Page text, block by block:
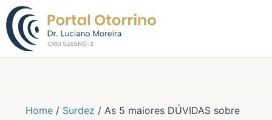
Home / Surdez / As 5 maiores DÚVIDAS sobre